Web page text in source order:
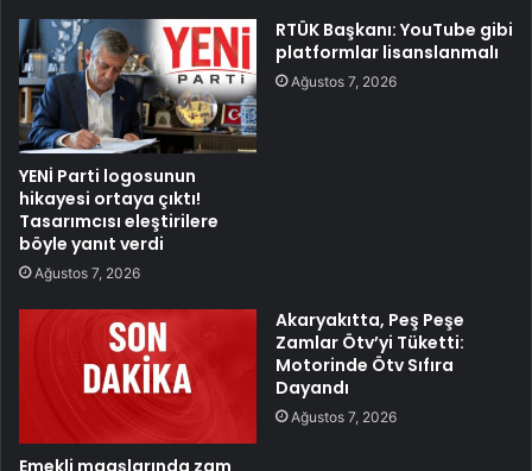
YENİ Parti logosunun
hikayesi ortaya çıktı!
Tasarımcısı eleştirilere
böyle yanıt verdi
Ağustos 7, 2026
RTÜK Başkanı: YouTube gibi
platformlar lisanslanmalı
Ağustos 7, 2026
Emekli maaşlarında zam
Akaryakıtta, Peş Peşe
Zamlar Ötv’yi Tüketti:
Motorinde Ötv Sıfıra
Dayandı
Ağustos 7, 2026